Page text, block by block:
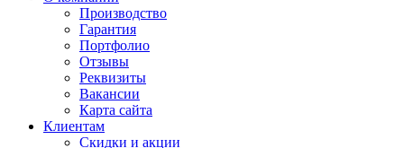
Производство
Гарантия
Портфолио
Отзывы
Реквизиты
Вакансии
Карта сайта
Клиентам
Скидки и акции